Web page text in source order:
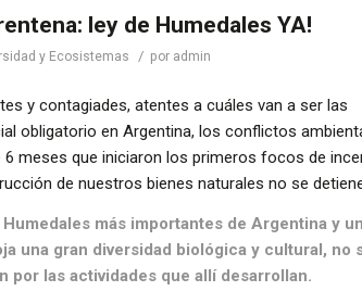
ley de Humedales YA!
y Ecosistemas / por admin
y contagiades, atentes a cuáles van a ser las
obligatorio en Argentina, los conflictos
meses que iniciaron los primeros focos de
de nuestros bienes naturales no se
más importantes de Argentina y
una gran diversidad biológica y cultural, no
por las actividades que allí desarrollan.